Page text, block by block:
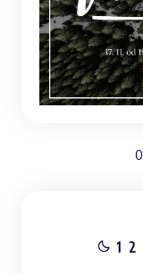
1 2